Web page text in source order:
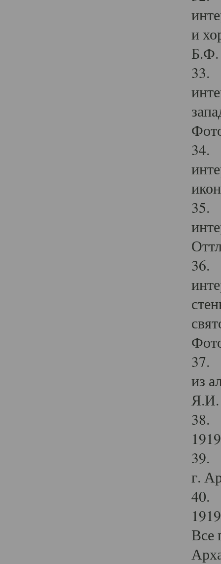
и
Б.Ф.
33.
34.
35.
36.
37.
из
Я.И.
38.
39.
г.
40.
Все